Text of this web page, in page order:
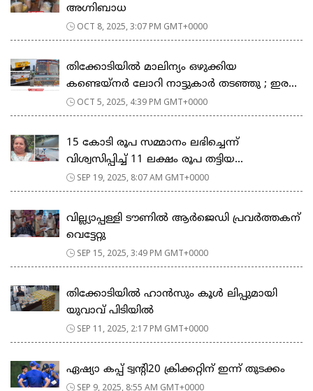
അഗ്നിബാധ
OCT 8, 2025, 3:07 PM GMT+0000
തിക്കോടിയിൽ മാലിന്യം ഒഴുക്കിയ
കണ്ടെയ്‌നർ ലോറി നാട്ടുകാർ തടഞ്ഞു ; ഇര...
OCT 5, 2025, 4:39 PM GMT+0000
15 കോടി രൂപ സമ്മാനം ലഭിച്ചെന്ന്
വിശ്വസിപ്പിച്ച് 11 ലക്ഷം രൂപ തട്ടിയ...
SEP 19, 2025, 8:07 AM GMT+0000
വില്ല്യാപ്പള്ളി ടൗണിൽ ആ‍ർ‍ജെഡി പ്രവർത്തകന്
വെട്ടേറ്റു
SEP 15, 2025, 3:49 PM GMT+0000
തിക്കോടിയിൽ ഹാൻസും കൂൾ ലിപ്പുമായി
യുവാവ് പിടിയിൽ
SEP 11, 2025, 2:17 PM GMT+0000
ഏഷ്യാ കപ്പ്‌ ട്വന്റി20 ക്രിക്കറ്റിന്‌ ഇന്ന്‌ തുടക്കം
SEP 9, 2025, 8:55 AM GMT+0000